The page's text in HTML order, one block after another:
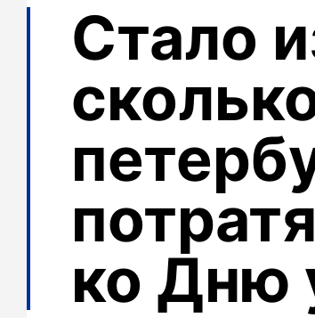
Стало
ко Дню